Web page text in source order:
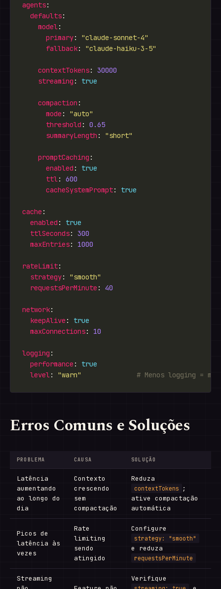
agents
defaults
model
primary: "claude-sonnet-4"
fallback: "claude-haiku-3-5"
contextTokens: 30000
streaming : true
compaction
mode : "auto"
threshold : 0.65
summaryLength : "short"
promptCaching
enabled : true
ttl: 600
cacheSystemPrompt: true
cache
enabled : true
ttlSeconds: 300
maxEntries: 1000
rateLimit
strategy: "smooth"
requestsPerMinute : 40
network
keepAlive : true
maxConnections: 10
logging
performance : true
level: "warn" # Menos logging =
Erros Comuns e Soluções
PROBLEMA CAUSA SOLUÇÃO
Latência
aumentando
ao longo do
dia
Contexto
crescendo
sem
compactação
Reduza
contextTokens
;
ative compactação
automática
Picos de
latência às
vezes
Rate
limiting
sendo
atingido
Configure
strategy: "smooth"
e reduza
requestsPerMinute
Streaming
Verifique